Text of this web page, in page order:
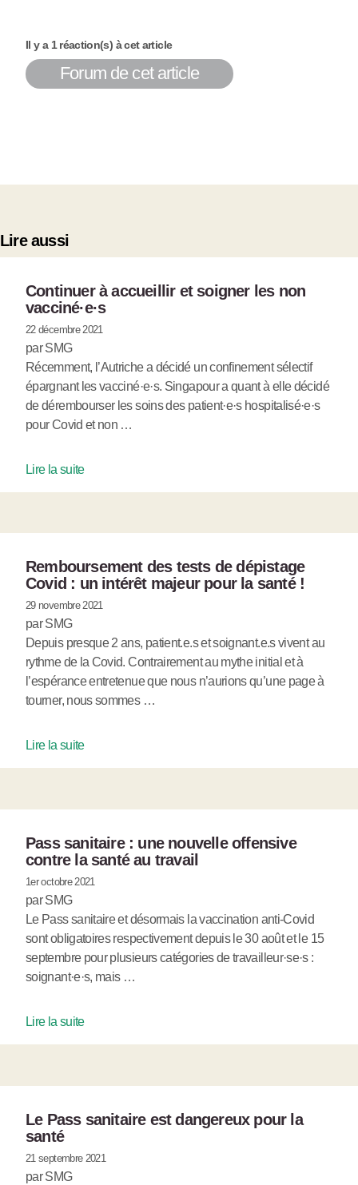
Il y a 1 réaction(s) à cet article
Forum de cet article
Lire aussi
Continuer à accueillir et soigner les non
vacciné·e·s
22 décembre 2021
par SMG
Récemment, l’Autriche a décidé un confinement sélectif
épargnant les vacciné·e·s. Singapour a quant à elle décidé
de dérembourser les soins des patient·e·s hospitalisé·e·s
pour Covid et non …
Lire la suite
Remboursement des tests de dépistage
Covid : un intérêt majeur pour la santé !
29 novembre 2021
par SMG
Depuis presque 2 ans, patient.e.s et soignant.e.s vivent au
rythme de la Covid. Contrairement au mythe initial et à
l’espérance entretenue que nous n’aurions qu’une page à
tourner, nous sommes …
Lire la suite
Pass sanitaire : une nouvelle offensive
contre la santé au travail
1er octobre 2021
par SMG
Le Pass sanitaire et désormais la vaccination anti-Covid
sont obligatoires respectivement depuis le 30 août et le 15
septembre pour plusieurs catégories de travailleur·se·s :
soignant·e·s, mais …
Lire la suite
Le Pass sanitaire est dangereux pour la
santé
21 septembre 2021
par SMG